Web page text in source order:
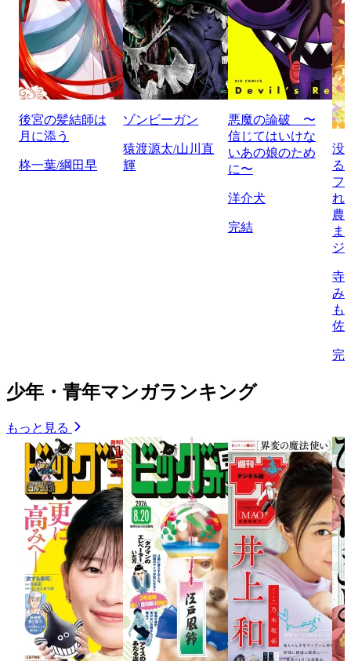
後宮の髪結師は
月に添う
柊一葉/綱田早
ゾンビーガン
猿渡源太/山川直
輝
悪魔の論破 〜
信じてはいけな
いあの娘のため
に〜
洋介犬
完結
没
る
フ
れ
農
ま
ジ
寺
み
も
佐
完
少年・青年マンガランキング
もっと見る